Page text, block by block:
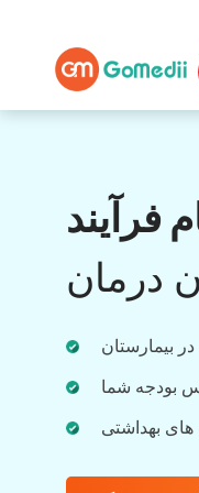
فرآیند
درمان
بیمارستان
بودجه شما
بهداشتی
مزایای ما
پیگیری
مراقبت
نیازهای درمانی